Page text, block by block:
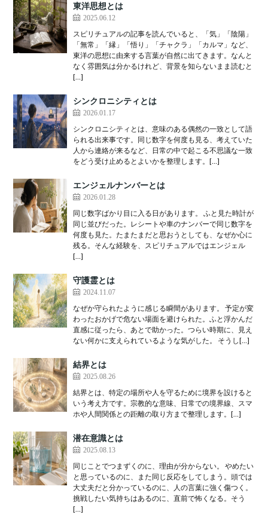
東洋思想とは
2025.06.12
スピリチュアルの記事を読んでいると、「気」「陰陽」
「無常」「縁」「悟り」「チャクラ」「カルマ」など、
東洋の思想に由来する言葉が自然に出てきます。なんと
なく雰囲気は分かるけれど、背景を知らないまま読むと
[…]
シンクロニシティとは
2026.01.17
シンクロニシティとは、意味のある偶然の一致として語
られる出来事です。同じ数字を何度も見る、考えていた
人から連絡が来るなど、日常の中で起こる不思議な一致
をどう受け止めるとよいかを整理します。[…]
エンジェルナンバーとは
2026.01.28
同じ数字ばかり目に入る日があります。 ふと見た時計が
同じ並びだった。レシートや車のナンバーで同じ数字を
何度も見た。たまたまだと思おうとしても、なぜか心に
残る。そんな経験を、スピリチュアルではエンジェル
[…]
守護霊とは
2024.11.07
なぜか守られたように感じる瞬間があります。 予定が変
わったおかげで危ない場面を避けられた。ふと浮かんだ
直感に従ったら、あとで助かった。つらい時期に、見え
ない何かに支えられているような気がした。 そうし[…]
結界とは
2025.08.26
結界とは、特定の場所や人を守るために境界を設けると
いう考え方です。宗教的な意味、日常での境界線、スマ
ホや人間関係との距離の取り方まで整理します。[…]
潜在意識とは
2025.08.13
同じことでつまずくのに、理由が分からない。 やめたい
と思っているのに、また同じ反応をしてしまう。頭では
大丈夫だと分かっているのに、人の言葉に強く傷つく。
挑戦したい気持ちはあるのに、直前で怖くなる。そう
[…]